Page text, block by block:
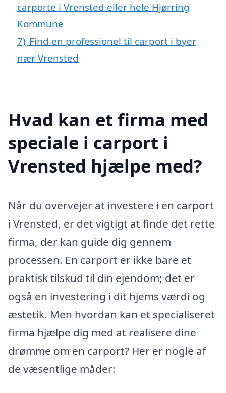
carporte i Vrensted eller hele Hjørring
Kommune
7) Find en professionel til carport i byer
nær Vrensted
Hvad kan et firma med
speciale i carport i
Vrensted hjælpe med?
Når du overvejer at investere i en carport
i Vrensted, er det vigtigt at finde det rette
firma, der kan guide dig gennem
processen. En carport er ikke bare et
praktisk tilskud til din ejendom; det er
også en investering i dit hjems værdi og
æstetik. Men hvordan kan et specialiseret
firma hjælpe dig med at realisere dine
drømme om en carport? Her er nogle af
de væsentlige måder: